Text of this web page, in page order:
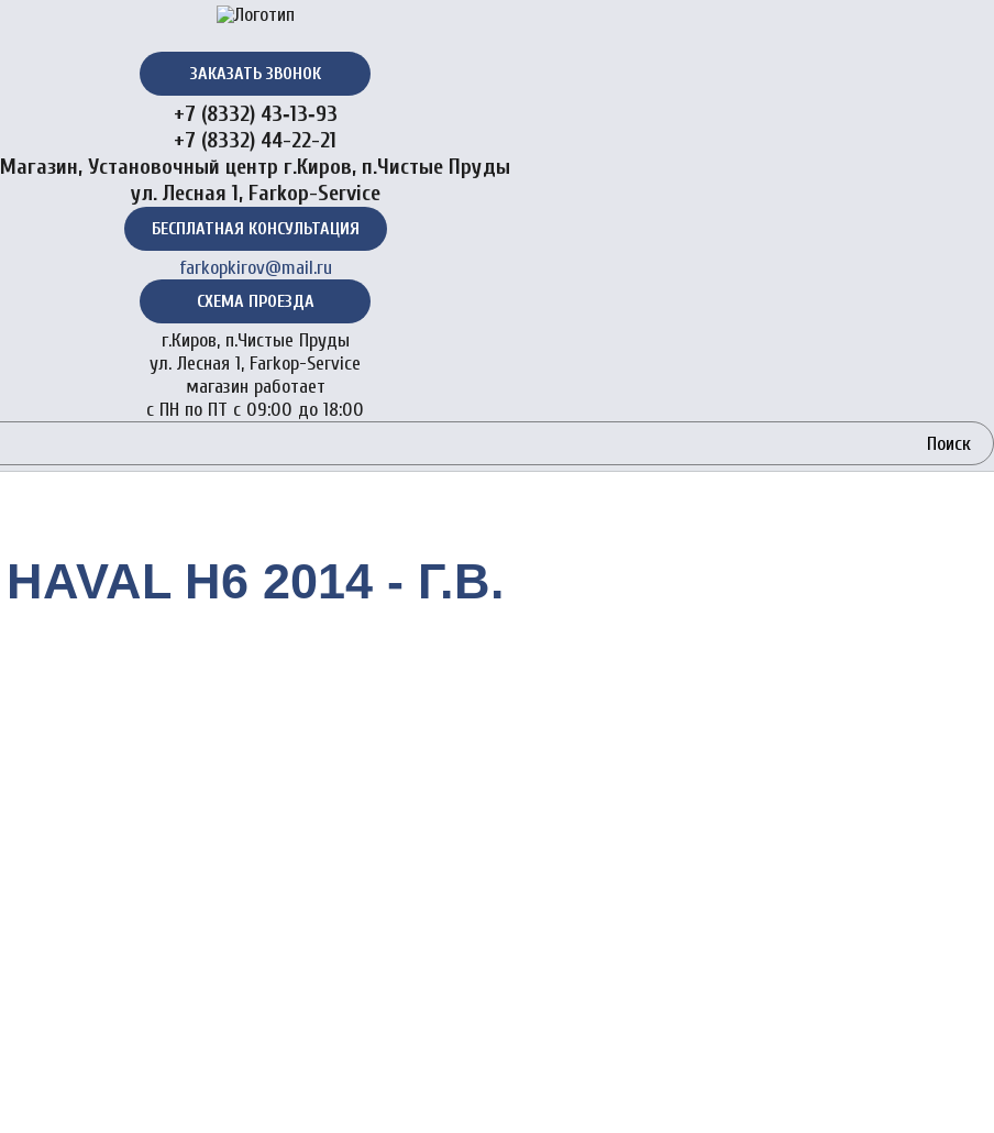
ЗАКАЗАТЬ ЗВОНОК
+7 (8332) 43‑13‑93
+7 (8332) 44-22-21
Магазин, Установочный центр г.Киров, п.Чистые Пруды
ул. Лесная 1, Farkop-Service
БЕСПЛАТНАЯ КОНСУЛЬТАЦИЯ
farkopkirov@mail.ru
СХЕМА ПРОЕЗДА
г.Киров, п.Чистые Пруды
ул. Лесная 1, Farkop-Service
магазин работает
с ПН по ПТ с 09:00 до 18:00
Поиск
HAVAL H6 2014 - Г.В.